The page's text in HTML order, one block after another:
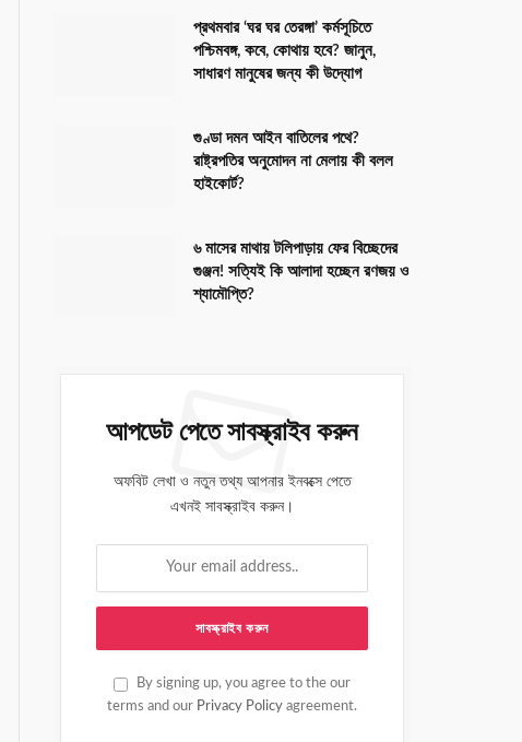
প্রথমবার ‘ঘর ঘর তেরঙ্গা’ কর্মসূচিতে
পশ্চিমবঙ্গ, কবে, কোথায় হবে? জানুন,
সাধারণ মানুষের জন্য কী উদ্যোগ
গুণ্ডা দমন আইন বাতিলের পথে?
রাষ্ট্রপতির অনুমোদন না মেলায় কী বলল
হাইকোর্ট?
৬ মাসের মাথায় টলিপাড়ায় ফের বিচ্ছেদের
গুঞ্জন! সত্যিই কি আলাদা হচ্ছেন রণজয় ও
শ্যামৌপ্তি?
আপডেট পেতে সাবস্ক্রাইব করুন
অফবিট লেখা ও নতুন তথ্য আপনার ইনবক্সে পেতে
এখনই সাবস্ক্রাইব করুন।
By signing up, you agree to the our
terms and our Privacy Policy agreement.